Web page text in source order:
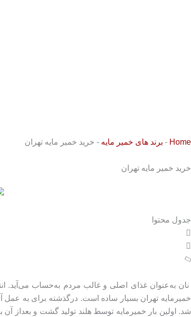
Home
- برند های خمیر مایه - خرید خمیر مایه تهران
خرید خمیر مایه تهران
جدول محتوا
نان به‌عنوان غذای اصلی و غالب مردم به‌حساب می‌آید.
خمیرمایه تهران بسیار ساده است. درگذشته برای به عمل
شد. اولین بار خمیرمایه توسط هلند تولید گشت و بعداز